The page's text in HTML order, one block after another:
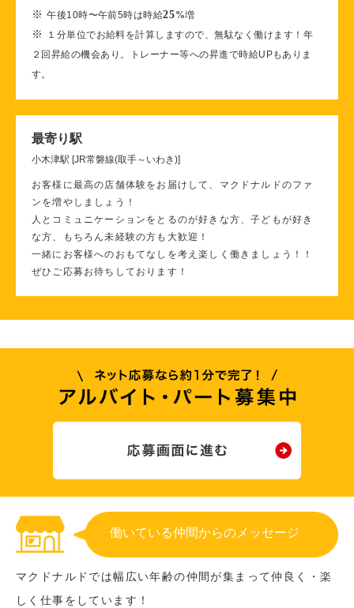
※午後10時〜午前5時は時給25%増
※
１分単位でお給料を計算しますので、無駄なく働けます！年
２回昇給の機会あり。トレーナー等への昇進で時給UPもありま
す。
最寄り駅
小木津駅 [JR常磐線(取手～いわき)]
お客様に最高の店舗体験をお届けして、マクドナルドのファ
ンを増やしましょう！
人とコミュニケーションをとるのが好きな方、子どもが好き
な方、もちろん未経験の方も大歓迎！
一緒にお客様へのおもてなしを考え楽しく働きましょう！！
ぜひご応募お待ちしております！
働いている仲間からのメッセージ
マクドナルドでは幅広い年齢の仲間が集まって仲良く・楽
しく仕事をしています！